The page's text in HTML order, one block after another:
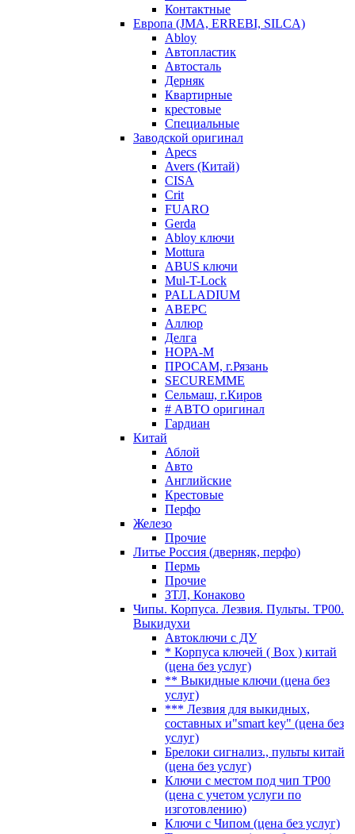
Контактные
Европа (JMA, ERREBI, SILCA)
Abloy
Автопластик
Автосталь
Дерняк
Квартирные
крестовые
Специальные
Заводской оригинал
Apecs
Avers (Китай)
CISA
Crit
FUARO
Gerda
Abloy ключи
Mottura
ABUS ключи
Mul-T-Lock
PALLADIUM
АВЕРС
Аллюр
Делга
НОРА-М
ПРОСАМ, г.Рязань
SECUREMME
Сельмаш, г.Киров
# АВТО оригинал
Гардиан
Китай
Аблой
Авто
Английские
Крестовые
Перфо
Железо
Прочие
Литье Россия (дверняк, перфо)
Пермь
Прочие
ЗТЛ, Конаково
Чипы. Корпуса. Лезвия. Пульты. TP00.
Выкидухи
Автоключи с ДУ
* Корпуса ключей ( Box ) китай
(цена без услуг)
** Выкидные ключи (цена без
услуг)
*** Лезвия для выкидных,
составных и"smart key" (цена без
услуг)
Брелоки сигнализ., пульты китай
(цена без услуг)
Ключи с местом под чип TP00
(цена с учетом услуги по
изготовлению)
Ключи с Чипом (цена без услуг)